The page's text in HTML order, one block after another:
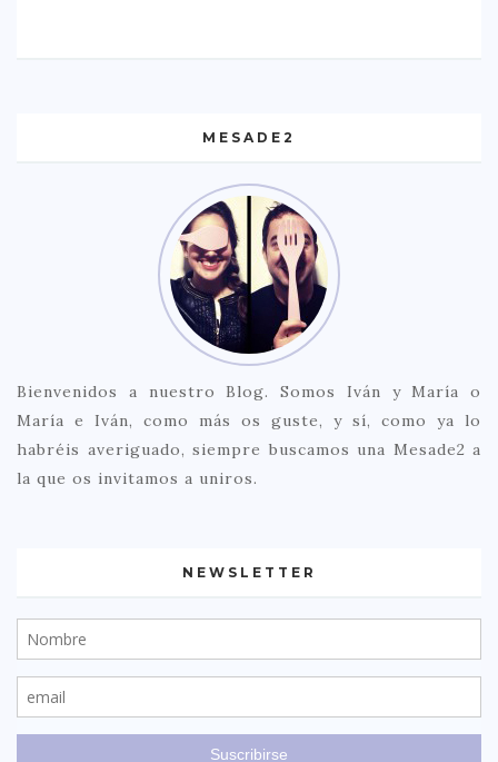
MESADE2
Bienvenidos a nuestro Blog. Somos Iván y María o
María e Iván, como más os guste, y sí, como ya lo
habréis averiguado, siempre buscamos una Mesade2 a
la que os invitamos a uniros.
NEWSLETTER